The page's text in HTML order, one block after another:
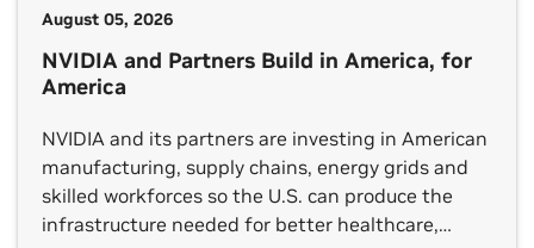
August 05, 2026
NVIDIA and Partners Build in America, for
America
NVIDIA and its partners are investing in American
manufacturing, supply chains, energy grids and
skilled workforces so the U.S. can produce the
infrastructure needed for better healthcare,